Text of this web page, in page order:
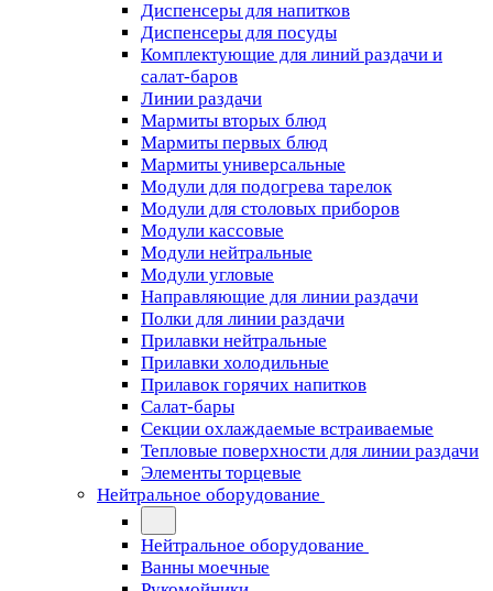
Диспенсеры для напитков
Диспенсеры для посуды
Комплектующие для линий раздачи и
салат-баров
Линии раздачи
Мармиты вторых блюд
Мармиты первых блюд
Мармиты универсальные
Модули для подогрева тарелок
Модули для столовых приборов
Модули кассовые
Модули нейтральные
Модули угловые
Направляющие для линии раздачи
Полки для линии раздачи
Прилавки нейтральные
Прилавки холодильные
Прилавок горячих напитков
Салат-бары
Секции охлаждаемые встраиваемые
Тепловые поверхности для линии раздачи
Элементы торцевые
Нейтральное оборудование
Нейтральное оборудование
Ванны моечные